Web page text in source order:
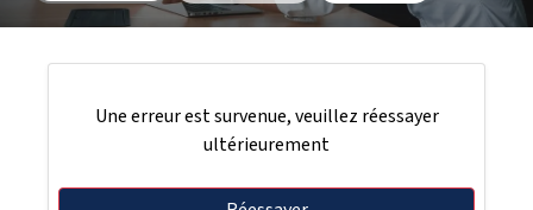
Une erreur est survenue, veuillez réessayer
ultérieurement